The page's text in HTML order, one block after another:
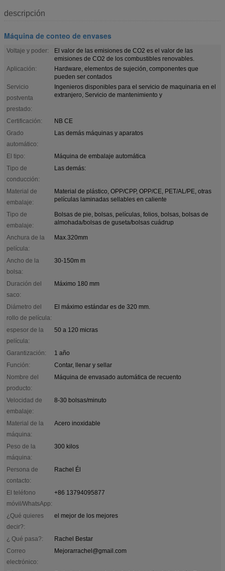
descripción
Máquina de conteo de envases
Voltaje y poder:
El valor de las emisiones de CO2 es el valor de las
emisiones de CO2 de los combustibles renovables.
Aplicación:
Hardware, elementos de sujeción, componentes que
pueden ser contados
Servicio
postventa
prestado:
Ingenieros disponibles para el servicio de maquinaria en el
extranjero, Servicio de mantenimiento y
Certificación:
NB CE
Grado
automático:
Las demás máquinas y aparatos
El tipo:
Máquina de embalaje automática
Tipo de
conducción:
Las demás:
Material de
embalaje:
Material de plástico, OPP/CPP, OPP/CE, PET/AL/PE, otras
películas laminadas sellables en caliente
Tipo de
embalaje:
Bolsas de pie, bolsas, películas, folios, bolsas, bolsas de
almohada/bolsas de guseta/bolsas cuádrup
Anchura de la
película:
Max.320mm
Ancho de la
bolsa:
30-150m m
Duración del
saco:
Máximo 180 mm
Diámetro del
rollo de película:
El máximo estándar es de 320 mm.
espesor de la
película:
50 a 120 micras
Garantización:
1 año
Función:
Contar, llenar y sellar
Nombre del
producto:
Máquina de envasado automática de recuento
Velocidad de
embalaje:
8-30 bolsas/minuto
Material de la
máquina:
Acero inoxidable
Peso de la
máquina:
300 kilos
Persona de
contacto:
Rachel Él
El teléfono
móvil/WhatsApp:
+86 13794095877
¿Qué quieres
decir?:
el mejor de los mejores
¿ Qué pasa?:
Rachel Bestar
Correo
electrónico:
Mejorarrachel@gmail.com